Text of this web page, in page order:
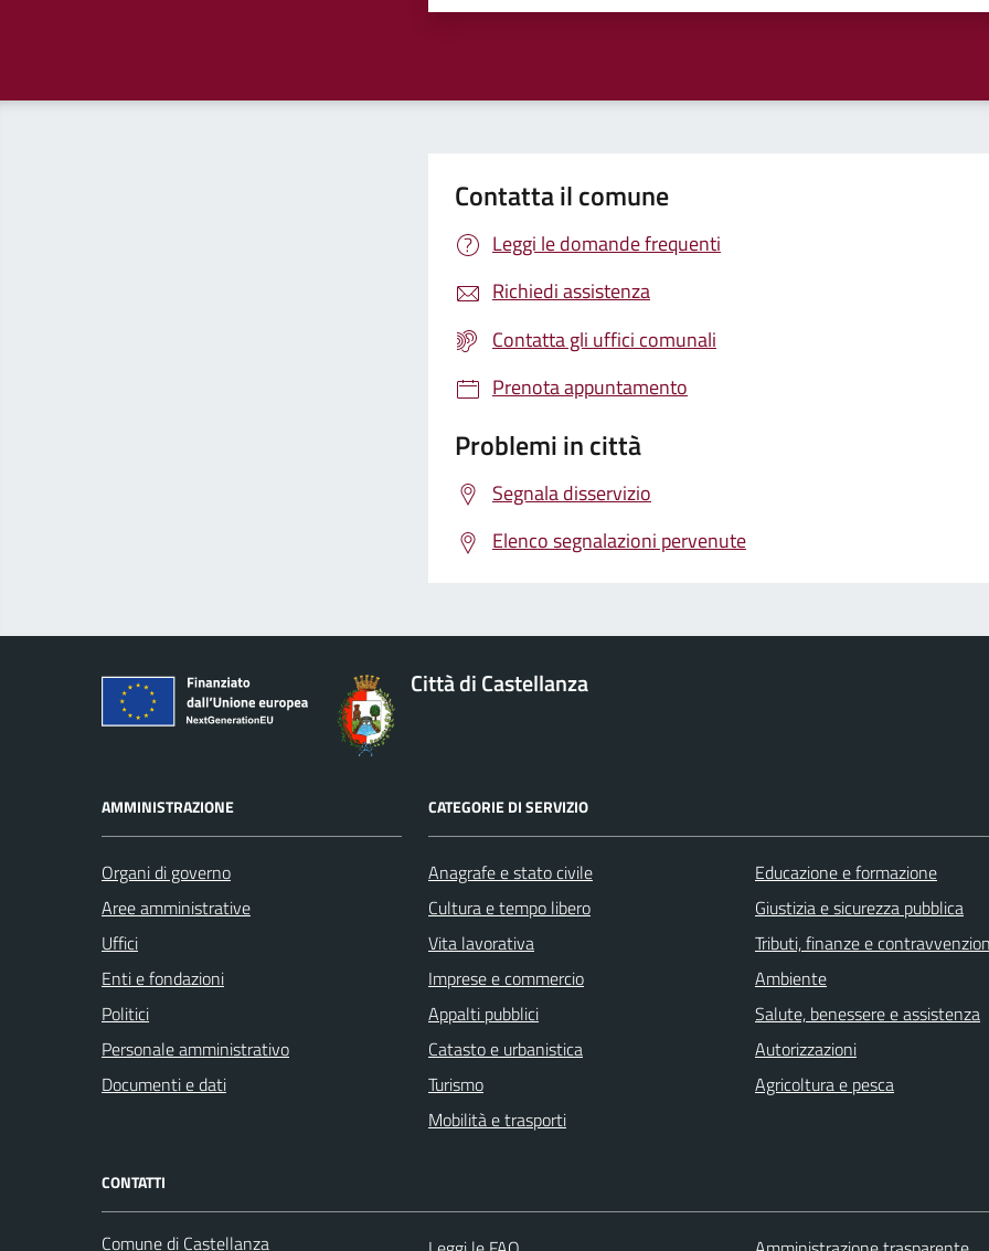
Contatta il comune
Leggi le domande frequenti
Richiedi assistenza
Contatta gli uffici comunali
Prenota appuntamento
Problemi in città
Segnala disservizio
Elenco segnalazioni pervenute
Città di Castellanza
AMMINISTRAZIONE
Organi di governo
Aree amministrative
Uffici
Enti e fondazioni
Politici
Personale amministrativo
Documenti e dati
CATEGORIE DI SERVIZIO
Anagrafe e stato civile
Cultura e tempo libero
Vita lavorativa
Imprese e commercio
Appalti pubblici
Catasto e urbanistica
Turismo
Mobilità e trasporti
Educazione e formazione
Giustizia e sicurezza pubblica
Tributi, finanze e
Ambiente
Salute, benessere e assistenza
Autorizzazioni
Agricoltura e pesca
CONTATTI
Comune di Castellanza